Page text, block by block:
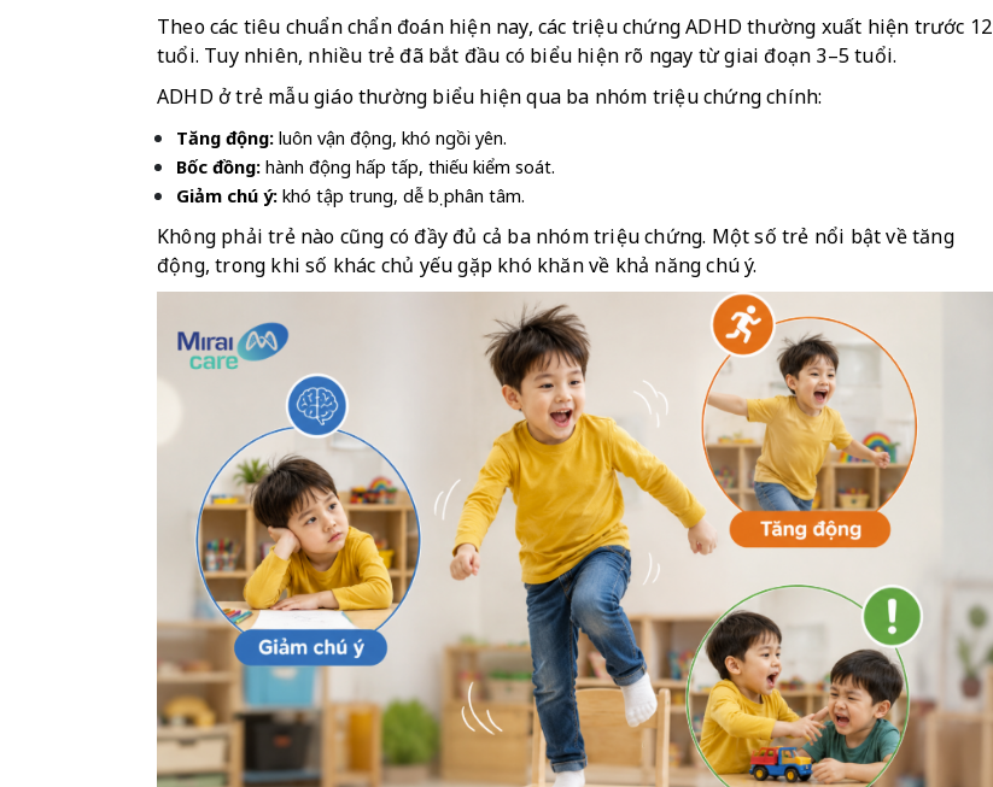
Theo các tiêu chuẩn chẩn đoán hiện nay, các triệu chứng ADHD thường xuất hiện trước 12
tuổi. Tuy nhiên, nhiều trẻ đã bắt đầu có biểu hiện rõ ngay từ giai đoạn 3–5 tuổi.
ADHD ở trẻ mẫu giáo thường biểu hiện qua ba nhóm triệu chứng chính:
Tăng động: luôn vận động, khó ngồi yên.
Bốc đồng: hành động hấp tấp, thiếu kiểm soát.
Giảm chú ý: khó tập trung, dễ bị phân tâm.
Không phải trẻ nào cũng có đầy đủ cả ba nhóm triệu chứng. Một số trẻ nổi bật về tăng
động, trong khi số khác chủ yếu gặp khó khăn về khả năng chú ý.